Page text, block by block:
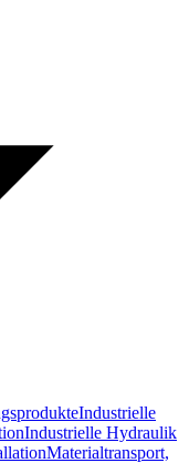
Industrielle
Industrielle Hydraulik
Materialtransport,